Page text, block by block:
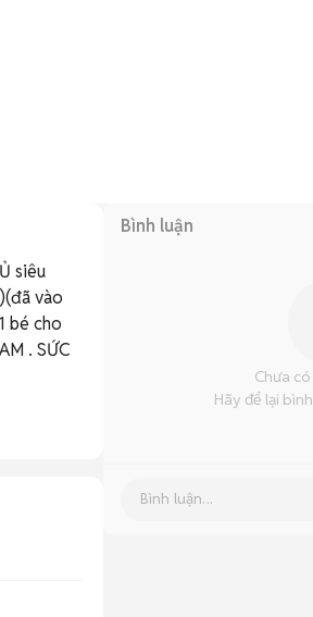
siêu
vào
bé cho
. SỨC
Bình luận
Chưa
Hãy để lại